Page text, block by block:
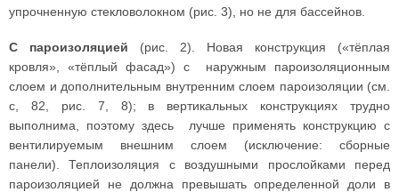
упрочненную стекловолокном (рис. 3), но не для бассейнов.
С пароизоляцией (рис. 2). Новая конструкция («тёплая
кровля», «тёплый фасад») с наружным пароизоляционным
слоем и дополнительным внутренним слоем пароизоляции (см.
с, 82, рис. 7, 8); в вертикальных конструкциях трудно
выполнима, поэтому здесь лучше применять конструкцию с
вентилируемым внешним слоем (исключение: сборные
панели). Теплоизоляция с воздушными прослойками перед
пароизоляцией не должна превышать определенной доли в